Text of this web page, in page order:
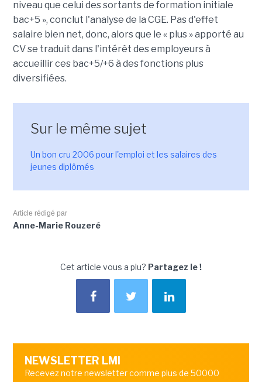
niveau que celui des sortants de formation initiale
bac+5 », conclut l'analyse de la CGE. Pas d'effet
salaire bien net, donc, alors que le « plus » apporté au
CV se traduit dans l'intérêt des employeurs à
accueillir ces bac+5/+6 à des fonctions plus
diversifiées.
Sur le même sujet
Un bon cru 2006 pour l'emploi et les salaires des
jeunes diplômés
Article rédigé par
Anne-Marie Rouzeré
Cet article vous a plu? Partagez le !
NEWSLETTER LMI
Recevez notre newsletter comme plus de 50000